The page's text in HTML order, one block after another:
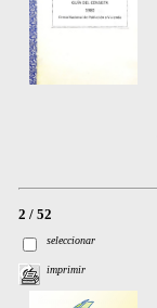
2 / 52
seleccionar
imprimir